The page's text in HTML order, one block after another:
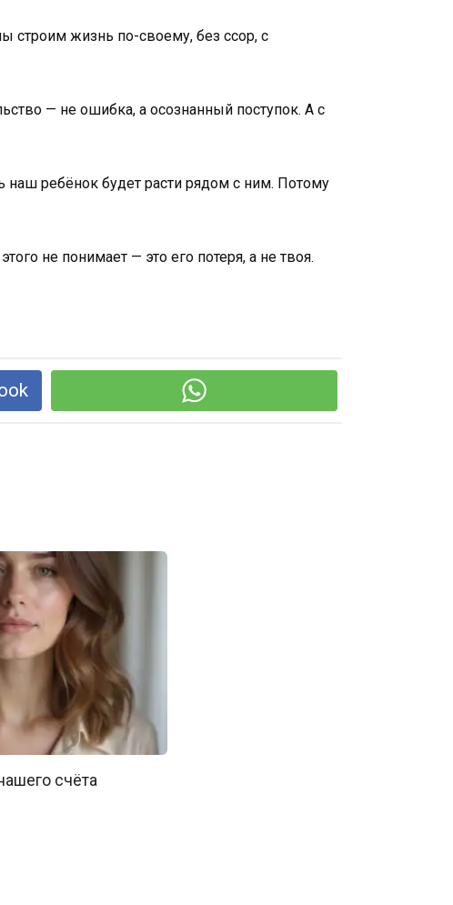
строим жизнь по-своему, без ссор, с
— не ошибка, а осознанный поступок. А с
наш ребёнок будет расти рядом с ним. Потому
не понимает — это его потеря, а не твоя.
счёта